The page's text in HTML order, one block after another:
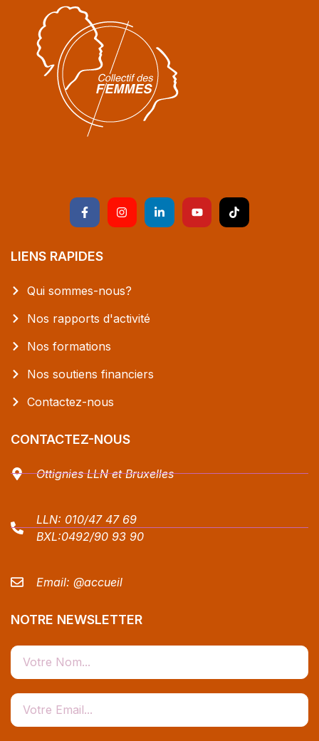
LIENS RAPIDES
Qui sommes-nous?
Nos rapports d'activité
Nos formations
Nos soutiens financiers
Contactez-nous
CONTACTEZ-NOUS
Ottignies LLN et Bruxelles
LLN: 010/47 47 69
BXL:0492/90 93 90
Email: @accueil
NOTRE NEWSLETTER